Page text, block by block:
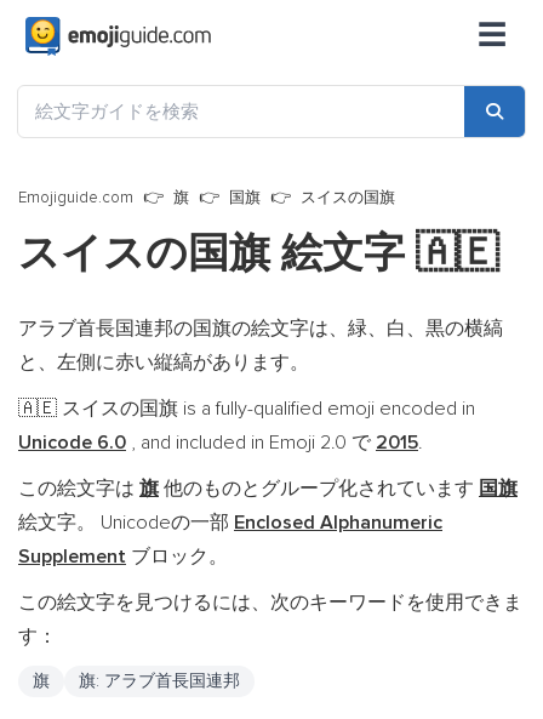
☰
Emojiguide.com 旗 国旗 スイスの国旗
スイスの国旗 絵文字 🇦🇪
アラブ首長国連邦の国旗の絵文字は、緑、白、黒の横縞
と、左側に赤い縦縞があります。
🇦🇪 スイスの国旗 is a fully-qualified emoji encoded in
Unicode 6.0 , and included in Emoji 2.0 で 2015.
この絵文字は 旗 他のものとグループ化されています 国旗
絵文字。 Unicodeの一部 Enclosed Alphanumeric
Supplement ブロック。
この絵文字を見つけるには、次のキーワードを使用できま
す：
旗 旗: アラブ首長国連邦